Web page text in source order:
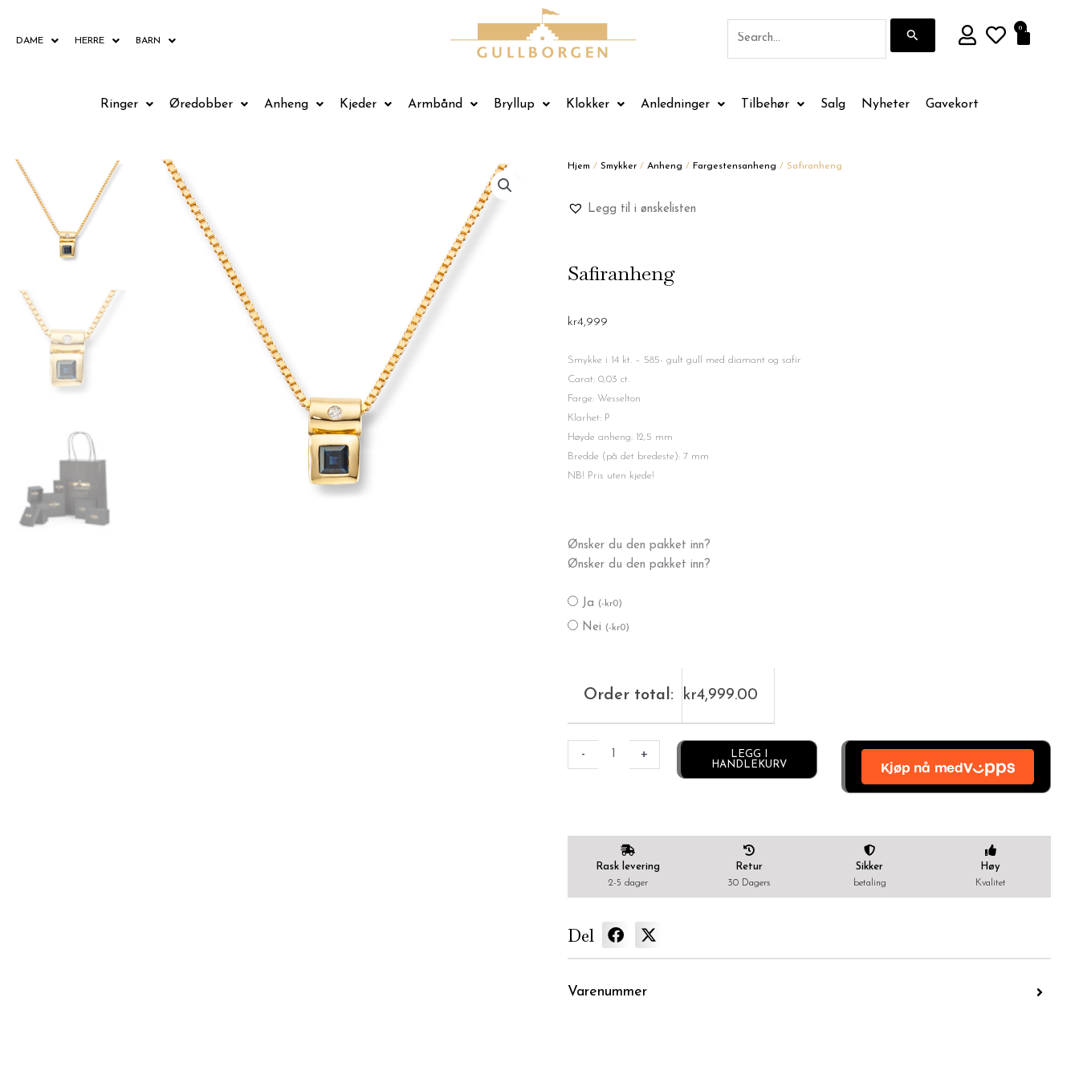
DAME HERRE BARN
0
Ringer Øredobber Anheng Kjeder Armbånd Bryllup Klokker Anledninger Tilbehør Salg Nyheter Gavekort
Hjem / Smykker / Anheng / Fargestensanheng / Safiranheng
Legg til i ønskelisten
Safiranheng
kr4,999
Smykke i 14 kt. – 585- gult gull med diamant og safir
Carat: 0,03 ct.
Farge: Wesselton
Klarhet: P
Høyde anheng: 12,5 mm
Bredde (på det bredeste): 7 mm
NB! Pris uten kjede!
Ønsker du den pakket inn?
Ønsker du den pakket inn?
Ja (- kr0)
Nei (- kr0)
Order total: kr4,999.00
-
antall
+
LEGG I
HANDLEKURV
Alternative:
Rask levering
2-5 dager
Retur
30 Dagers
Sikker
betaling
Høy
Kvalitet
Del
Varenummer